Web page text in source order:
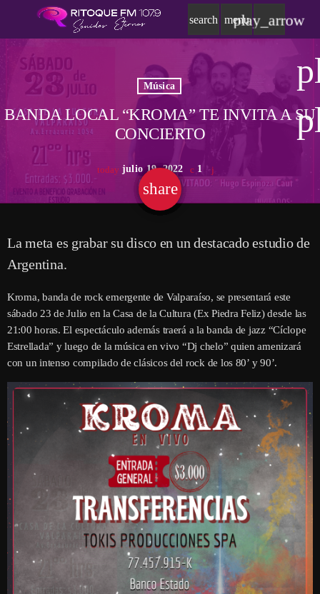
search menu
play_arrow
Música
BANDA LOCAL “KROMA” TE INVITA A SU
CONCIERTO
today julio 19, 2022 1
share
email
La meta es grabar su disco en un destacado estudio de
Argentina.
Kroma, banda de rock emergente de Valparaíso, se presentará este
sábado 23 de Julio en la Casa de la Cultura (Ex Piedra Feliz) desde las
21:00 horas. El espectáculo además traerá a la banda de jazz “Cíclope
Estrellada” y luego de la música en vivo “Dj chelo” quien amenizará
con un intenso compilado de clásicos del rock de los 80’ y 90’.